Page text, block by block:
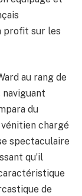
profit sur les
au rang de
du
chargé
spectaculaire
qu’il
de